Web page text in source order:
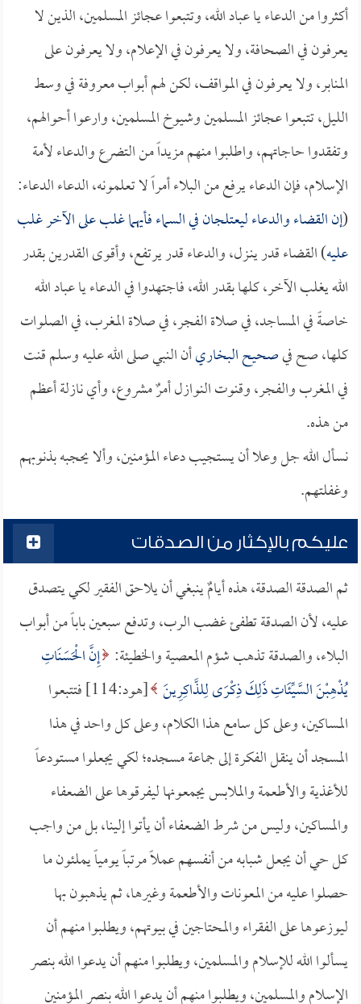
أكثروا من الدعاء يا عباد الله، وتتبعوا عجائز المسلمين، الذين لا
يعرفون في الصحافة، ولا يعرفون في الإعلام، ولا يعرفون على
المنابر، ولا يعرفون في المواقف، لكن لهم أبواب معروفة في وسط
الليل، تتبعوا عجائز المسلمين وشيوخ المسلمين، وارعوا أحوالهم،
وتفقدوا حاجاتهم، واطلبوا منهم مزيداً من التضرع والدعاء لأمة
الإسلام، فإن الدعاء يرفع من البلاء أمراً لا تعلمونه، الدعاء الدعاء:
(إن القضاء والدعاء ليعتلجان في السماء فأيهما غلب على الآخر غلب
عليه) القضاء قدر ينـزل، والدعاء قدر يرتفع، وأقوى القدرين بقدر
الله يغلب الآخر، كلها بقدر الله، فاجتهدوا في الدعاء يا عباد الله
خاصةً في المساجد، في صلاة الفجر، في صلاة المغرب، في الصلوات
كلها، صح فيصحيح البخاريأن النبي صلى الله عليه وسلم قنت
في المغرب والفجر، وقنوت النوازل أمرٌ مشروع، وأي نازلة أعظم
من هذه.
نسأل الله جل وعلا أن يستجيب دعاء المؤمنين، وألا يحجبه بذنوبهم
وغفلتهم.
عليكم بالإكثار من الصدقات
ثم الصدقة الصدقة، هذه أيامٌ ينبغي أن يلاحق الفقير لكي يتصدق
عليه، لأن الصدقة تطفئ غضب الرب، وتدفع سبعين باباً من أبواب
البلاء، والصدقة تذهب شؤم المعصية والخطيئة: إِنَّ الْحَسَنَاتِ
يُذْهِبْنَ السَّيِّئَاتِ ذَلِكَ ذِكْرَى لِلذَّاكِرِينَ
[هود:114] فتتبعوا
المساكين، وعلى كل سامع هذا الكلام، وعلى كل واحد في هذا
المسجد أن ينقل الفكرة إلى جماعة مسجده؛ لكي يجعلوا مستودعاً
للأغذية والأطعمة والملابس يجمعونها ليفرقوها على الضعفاء
والمساكين، وليس من شرط الضعفاء أن يأتوا إلينا، بل من واجب
كل حي أن يجعل شبابه من أنفسهم عملاً مرتباً يومياً يملئون ما
حصلوا عليه من المعونات والأطعمة وغيرها، ثم يذهبون بها
ليوزعوها على الفقراء والمحتاجين في بيوتهم، ويطلبوا منهم أن
يسألوا الله للإسلام والمسلمين، ويطلبوا منهم أن يدعوا الله بنصر
الإسلام والمسلمين، ويطلبوا منهم أن يدعوا الله بنصر المؤمنين